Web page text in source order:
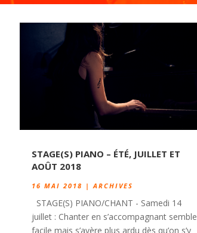
STAGE(S) PIANO – ÉTÉ, JUILLET ET
AOÛT 2018
16 MAI 2018 |ARCHIVES
STAGE(S) PIANO/CHANT - Samedi 14
juillet : Chanter en s’accompagnant semble
facile mais s’avère plus ardu dès qu’on s’y